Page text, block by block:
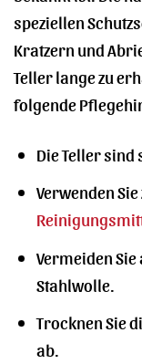
speziellen
Kratzern und
Teller lange zu
folgende
Die Teller
Verwenden
Vermeiden
Stahlwolle.
Trocknen Sie
ab.